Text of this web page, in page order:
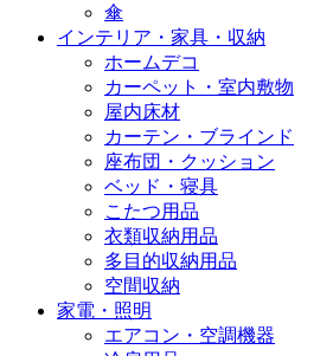
傘
インテリア・家具・収納
ホームデコ
カーペット・室内敷物
屋内床材
カーテン・ブラインド
座布団・クッション
ベッド・寝具
こたつ用品
衣類収納用品
多目的収納用品
空間収納
家電・照明
エアコン・空調機器